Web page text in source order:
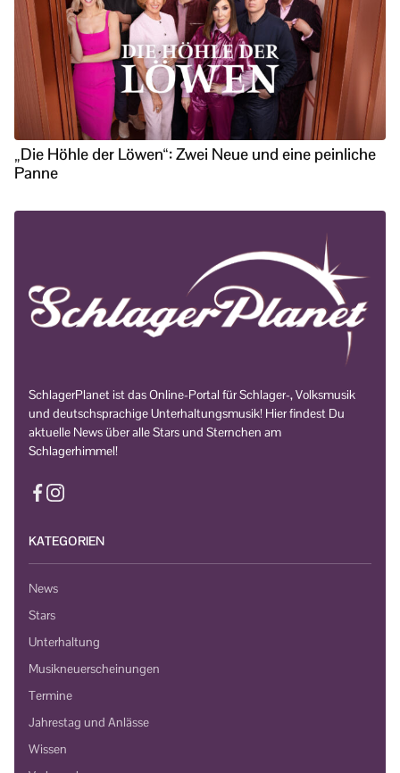
„Die Höhle der Löwen“: Zwei Neue und eine peinliche
Panne
SchlagerPlanet ist das Online-Portal für Schlager-, Volksmusik
und deutschsprachige Unterhaltungsmusik! Hier findest Du
aktuelle News über alle Stars und Sternchen am
Schlagerhimmel!
KATEGORIEN
News
Stars
Unterhaltung
Musikneuerscheinungen
Termine
Jahrestag und Anlässe
Wissen